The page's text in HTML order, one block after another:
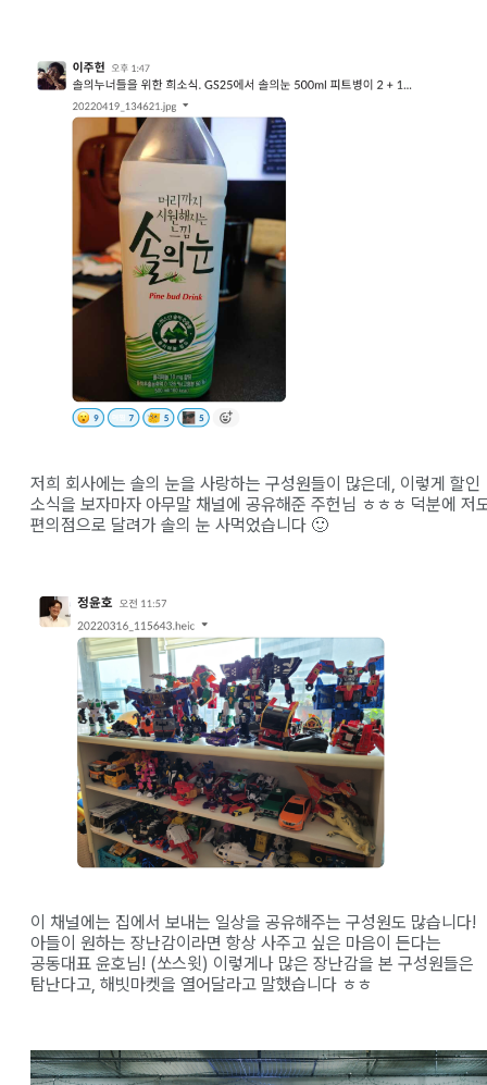
저희 회사에는 솔의 눈을 사랑하는 구성원들이 많은데, 이렇게 할인
소식을 보자마자 아무말 채널에 공유해준 주헌님 ㅎㅎㅎ 덕분에 저
편의점으로 달려가 솔의 눈 사먹었습니다 🙂
이 채널에는 집에서 보내는 일상을 공유해주는 구성원도 많습니다!
아들이 원하는 장난감이라면 항상 사주고 싶은 마음이 든다는
공동대표 윤호님! (쏘스윗) 이렇게나 많은 장난감을 본 구성원들은
탐난다고, 해빗마켓을 열어달라고 말했습니다 ㅎㅎ